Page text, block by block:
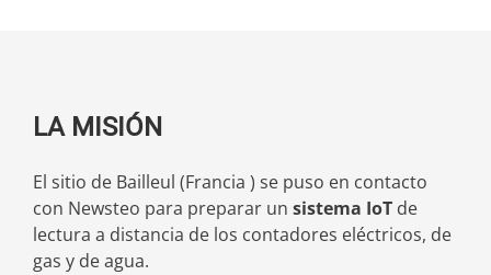
LA MISIÓN
El sitio de Bailleul (Francia ) se puso en contacto
con Newsteo para preparar un sistema IoTde
lectura a distancia de los contadores eléctricos, de
gas y de agua.